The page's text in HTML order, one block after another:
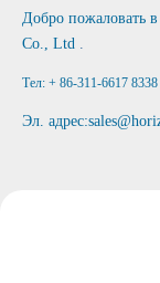
Добро пожаловать в
Co., Ltd .
Тел: + 86-311-6617 8338
Эл. адрес: